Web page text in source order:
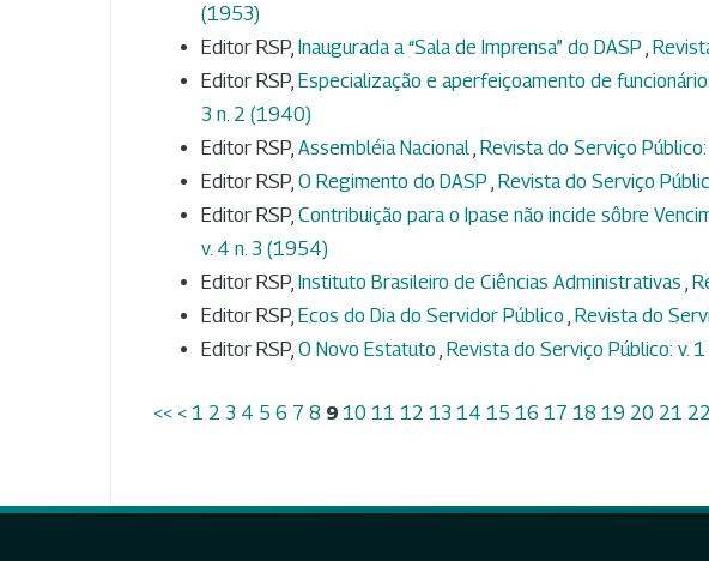
(1953)
Editor RSP, Inaugurada a “Sala de Imprensa” do DASP
Editor RSP, Especialização e aperfeiçoamento de
3 n. 2 (1940)
Editor RSP, Assembléia Nacional Revista do Serviço
Editor RSP, O Regimento do DASP Revista do Serviço
Editor RSP, Contribuição para o Ipase não incide sôbre
v. 4 n. 3 (1954)
Editor RSP, Instituto Brasileiro de Ciências Administrativas
Editor RSP, Ecos do Dia do Servidor Público Revista do
Editor RSP, O Novo Estatuto Revista do Serviço Público: v.
<< < 1 2 3 4 5 6 7 8 9 10 11 12 13 14 15 16 17 18 19 20 21 22